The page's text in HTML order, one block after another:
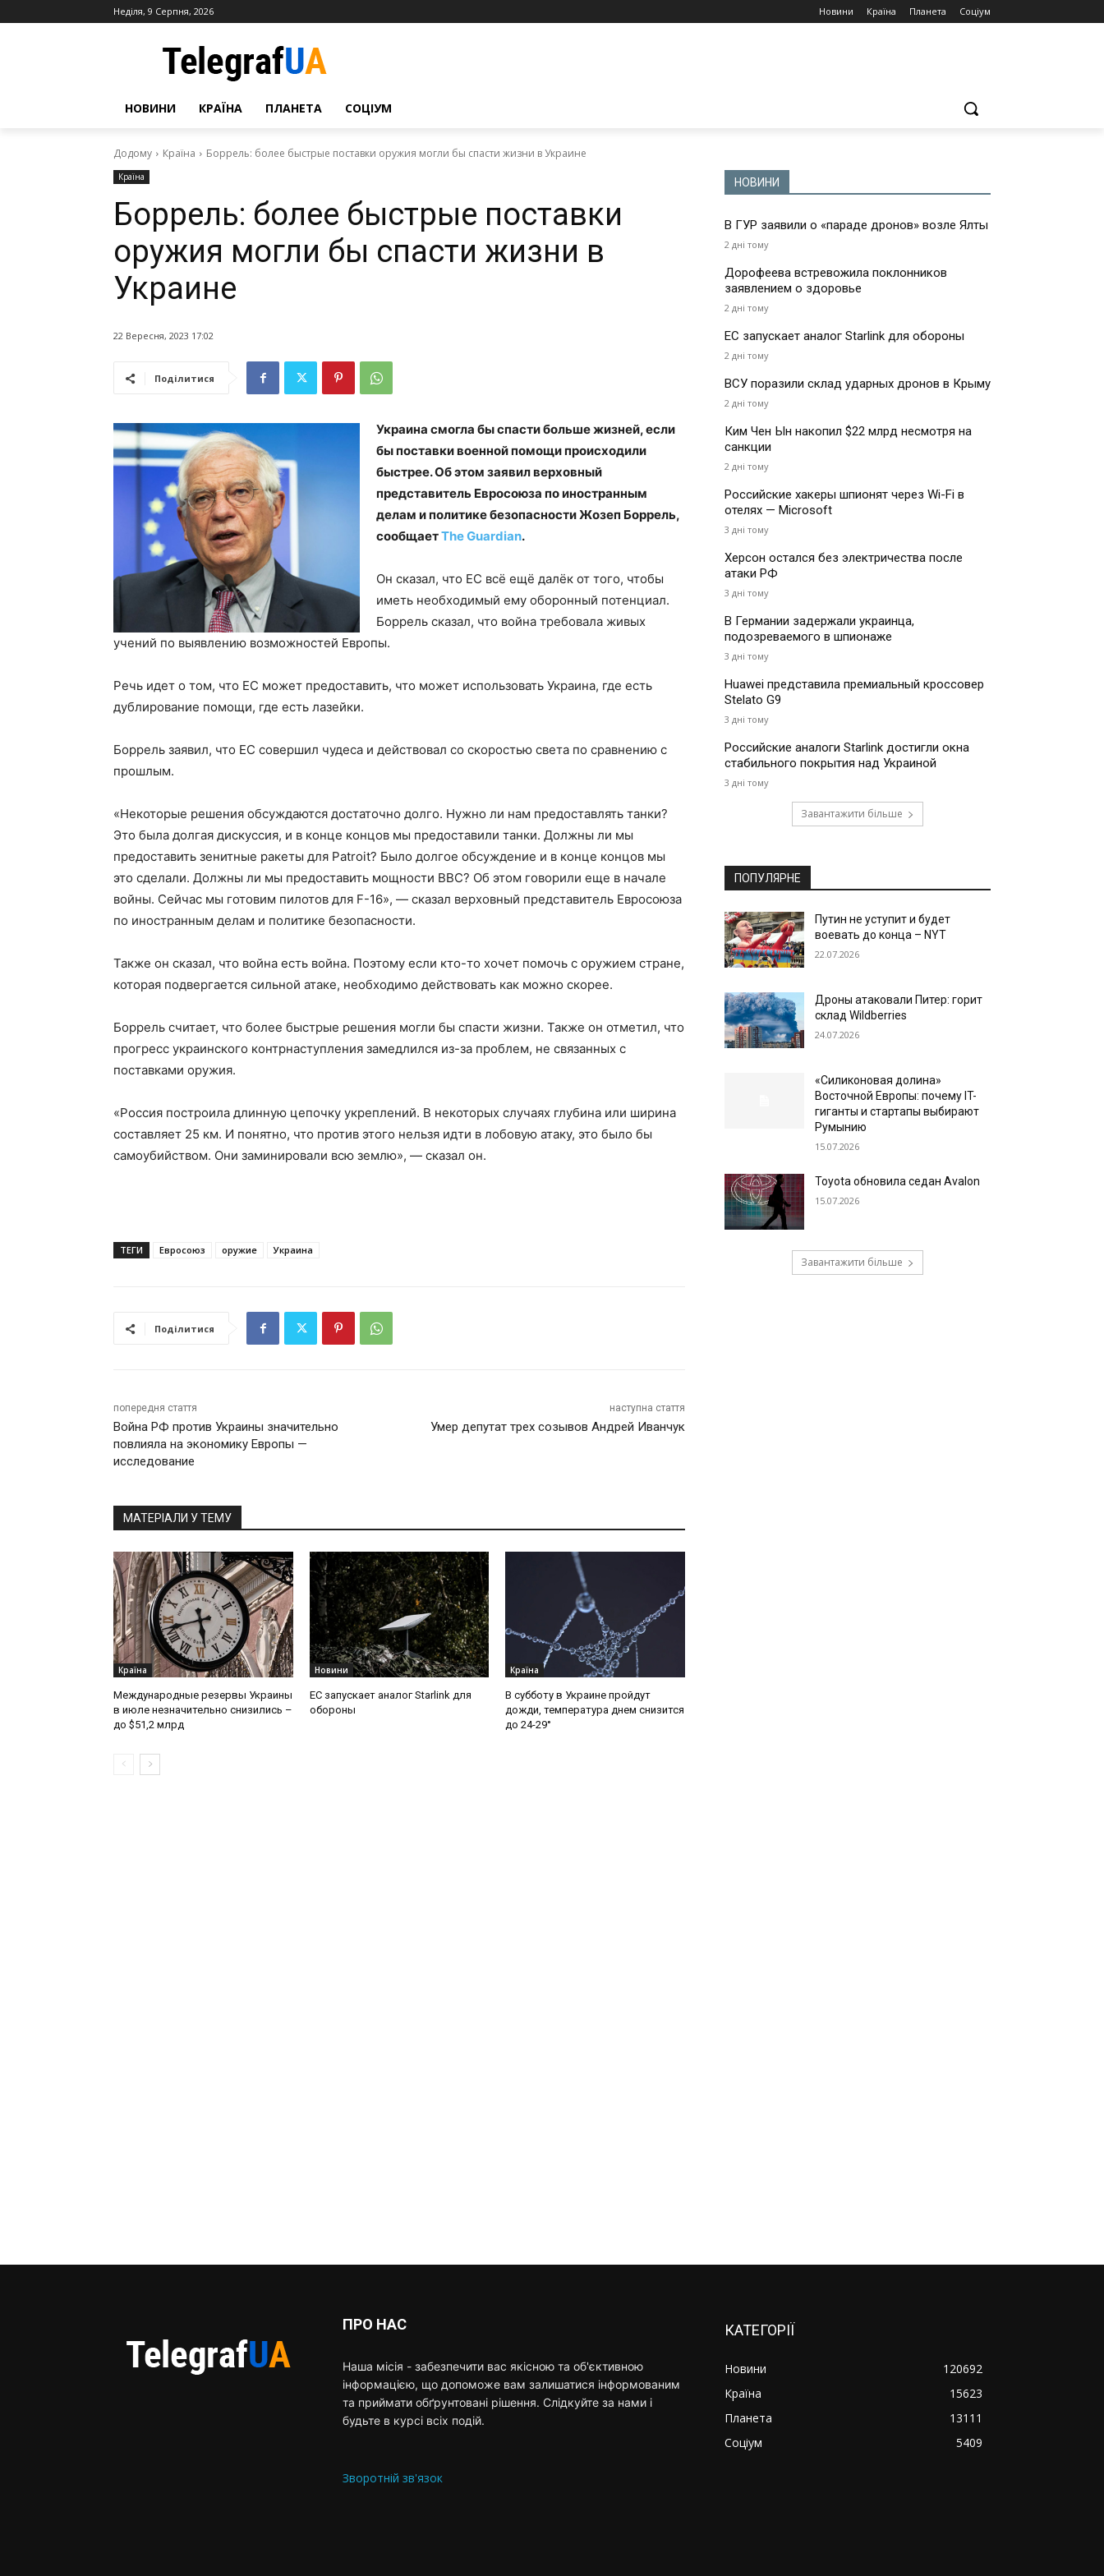
Неділя, 9 Серпня, 2026 Новини Країна Планета Соціум
НОВИНИ КРАЇНА ПЛАНЕТА СОЦІУМ
Додому Країна Боррель: более быстрые поставки оружия могли бы спасти жизни в Украине
Країна
Боррель: более быстрые поставки
оружия могли бы спасти жизни в
Украине
22 Вересня, 2023 17:02
Поділитися
Украина смогла бы спасти больше жизней, если
бы поставки военной помощи происходили
быстрее. Об этом заявил верховный
представитель Евросоюза по иностранным
делам и политике безопасности Жозеп Боррель,
сообщаетThe Guardian.
Он сказал, что ЕС всё ещё далёк от того, чтобы
иметь необходимый ему оборонный потенциал.
Боррель сказал, что война требовала живых
учений по выявлению возможностей Европы.
Речь идет о том, что ЕС может предоставить, что может использовать Украина, где есть
дублирование помощи, где есть лазейки.
Боррель заявил, что ЕС совершил чудеса и действовал со скоростью света по сравнению с
прошлым.
«Некоторые решения обсуждаются достаточно долго. Нужно ли нам предоставлять танки?
Это была долгая дискуссия, и в конце концов мы предоставили танки. Должны ли мы
предоставить зенитные ракеты для Patroit? Было долгое обсуждение и в конце концов мы
это сделали. Должны ли мы предоставить мощности ВВС? Об этом говорили еще в начале
войны. Сейчас мы готовим пилотов для F-16», — сказал верховный представитель Евросоюза
по иностранным делам и политике безопасности.
Также он сказал, что война есть война. Поэтому если кто-то хочет помочь с оружием стране,
которая подвергается сильной атаке, необходимо действовать как можно скорее.
Боррель считает, что более быстрые решения могли бы спасти жизни. Также он отметил, что
прогресс украинского контрнаступления замедлился из-за проблем, не связанных с
поставками оружия.
«Россия построила длинную цепочку укреплений. В некоторых случаях глубина или ширина
составляет 25 км. И понятно, что против этого нельзя идти в лобовую атаку, это было бы
самоубийством. Они заминировали всю землю», — сказал он.
ТЕГИ Евросоюз оружие Украина
Поділитися
попередня стаття
Война РФ против Украины значительно
повлияла на экономику Европы —
исследование
наступна стаття
Умер депутат трех созывов Андрей Иванчук
МАТЕРІАЛИ У ТЕМУ
Країна
Международные резервы Украины
в июле незначительно снизились –
до $51,2 млрд
Новини
ЕС запускает аналог Starlink для
обороны
Країна
В субботу в Украине пройдут
дожди, температура днем снизится
до 24-29°
НОВИНИ
В ГУР заявили о «параде дронов» возле Ялты
2 дні тому
Дорофеева встревожила поклонников
заявлением о здоровье
2 дні тому
ЕС запускает аналог Starlink для обороны
2 дні тому
ВСУ поразили склад ударных дронов в Крыму
2 дні тому
Ким Чен Ын накопил $22 млрд несмотря на
санкции
2 дні тому
Российские хакеры шпионят через Wi-Fi в
отелях — Microsoft
3 дні тому
Херсон остался без электричества после
атаки РФ
3 дні тому
В Германии задержали украинца,
подозреваемого в шпионаже
3 дні тому
Huawei представила премиальный кроссовер
Stelato G9
3 дні тому
Российские аналоги Starlink достигли окна
стабильного покрытия над Украиной
3 дні тому
Завантажити більше
ПОПУЛЯРНЕ
Путин не уступит и будет
воевать до конца – NYT
22.07.2026
Дроны атаковали Питер: горит
склад Wildberries
24.07.2026
«Силиконовая долина»
Восточной Европы: почему IT-
гиганты и стартапы выбирают
Румынию
15.07.2026
Toyota обновила седан Avalon
15.07.2026
Завантажити більше
ПРО НАС
Наша місія - забезпечити вас якісною та об'єктивною
інформацією, що допоможе вам залишатися інформованим
та приймати обґрунтовані рішення. Слідкуйте за нами і
будьте в курсі всіх подій.
Зворотній зв'язок
КАТЕГОРІЇ
Новини
120692
Країна
15623
Планета
13111
Соціум
5409